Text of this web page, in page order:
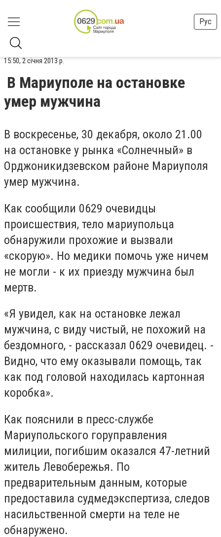
Рус
15:50, 2 січня 2013 р.
В Мариуполе на остановке
умер мужчина
В воскресенье, 30 декабря, около 21.00
на остановке у рынка «Солнечный» в
Орджоникидзевском районе Мариуполя
умер мужчина.
Как сообщили 0629 очевидцы
происшествия, тело мариупольца
обнаружили прохожие и вызвали
«скорую». Но медики помочь уже ничем
не могли - к их приезду мужчина был
мертв.
«Я увидел, как на остановке лежал
мужчина, с виду чистый, не похожий на
бездомного, - рассказал 0629 очевидец. -
Видно, что ему оказывали помощь, так
как под головой находилась картонная
коробка».
Как пояснили в пресс-службе
Мариупольского горуправления
милиции, погибшим оказался 47-летний
житель Левобережья. По
предварительным данным, которые
предоставила судмедэкспертиза, следов
насильственной смерти на теле не
обнаружено.